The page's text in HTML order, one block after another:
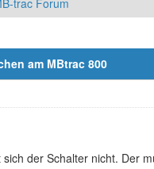
trac Forum
am MBtrac 800
der Schalter nicht. Der